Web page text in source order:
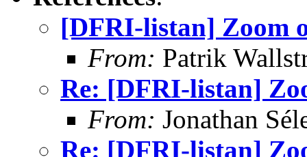
[DFRI-listan] Zoom
From: Patrik
Re: [DFRI-listan]
From: Jonathan
Re: [DFRI-listan]